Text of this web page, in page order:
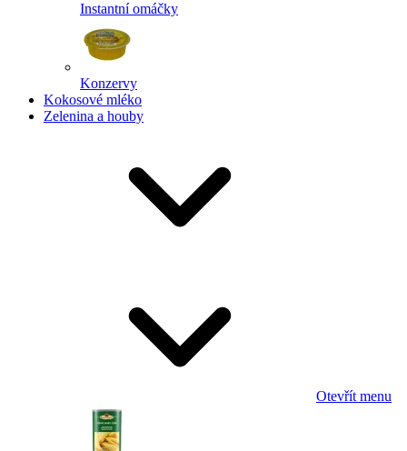
Instantní omáčky
Konzervy
Kokosové mléko
Zelenina a houby
Otevřít menu